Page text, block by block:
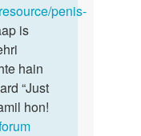
penis-
is
hain
“Just
hon!